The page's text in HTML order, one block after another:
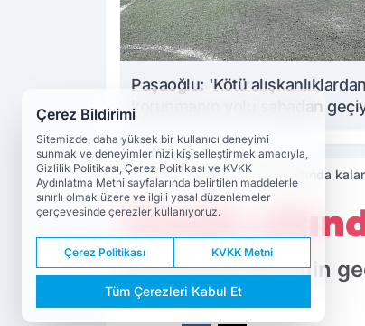
Paşaoğlu: 'Kötü alışkanlıklardan
korunmanın yolu sahadan
Haberler Asayiş Trenin altında
Trenin
Selçuk'ta hemzemin
Çerez Bildirimi
Sitemizde, daha yüksek bir kullanıcı deneyimi
sunmak ve deneyimlerinizi kişiselleştirmek amacıyla,
Gizlilik Politikası, Çerez Politikası ve KVKK
Aydınlatma Metni sayfalarında belirtilen maddelerle
sınırlı olmak üzere ve ilgili yasal düzenlemeler
çerçevesinde çerezler kullanıyoruz.
Çerez Politikası KVKK Metni
Tüm Çerezleri Kabul Et